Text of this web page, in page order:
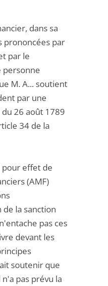
dans sa
prononcées par
par le
personne
M. A... soutient
par une
26 août 1789
34 de la
pour effet de
(AMF)
la sanction
pas ces
devant les
soutenir que
pas prévu la